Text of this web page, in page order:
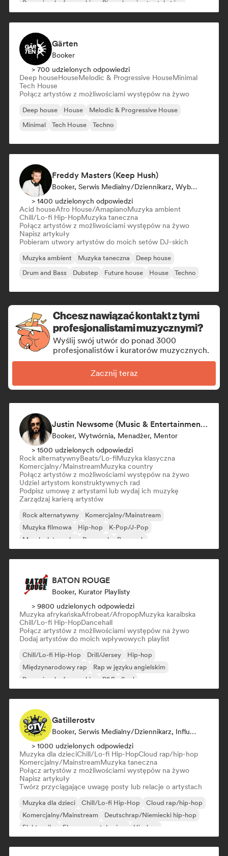
Rap w języku francuskim
Piosenkarz i autor tekstów
Gärten
Booker
> 700 udzielonych odpowiedzi
Deep houseHouseMelodic & Progressive HouseMinimal
Tech House
Połącz artystów z możliwościami występów na żywo
Deep house House
Melodic & Progressive House
Minimal
Tech House Techno
Freddy Masters (Keep Hush)
Booker, Serwis Medialny/Dziennikarz, Wybrany DJ
> 1400 udzielonych odpowiedzi
Acid houseAfro House/AmapianoMuzyka ambient
Chill/Lo-fi Hip-HopMuzyka taneczna
Połącz artystów z możliwościami występów na żywo
Napisz artykuły
Pobieram utwory artystów do moich setów DJ-skich
Muzyka ambient Muzyka taneczna
Deep house
Drum and Bass
Dubstep Future house House Techno
Chcesz nawiązać kontakt z tymi
profesjonalistami muzycznymi?
Wyślij swój utwór do ponad 3000
profesjonalistów i kuratorów muzycznych.
Zacznij teraz
Justin Newsome (Music & Entertainment Executive | A&R, Artist Development & Partnerships | Applied AI & Systems Strategy)
Booker, Wytwórnia, Menadżer, Mentor
> 1500 udzielonych odpowiedzi
Rock alternatywnyBeats/Lo-fiMuzyka klasyczna
Komercjalny/MainstreamMuzyka country
Połącz artystów z możliwościami występów na żywo
Udziel artystom konstruktywnych rad
Podpisz umowę z artystami lub wydaj ich muzykę
Zarządzaj karierą artystów
Rock alternatywny
Komercjalny/Mainstream
Muzyka filmowa
Hip-hop
K-Pop/J-Pop
Muzyka latynoska
Pop punk Pop rock
BATON ROUGE
Booker, Kurator Playlisty
> 9800 udzielonych odpowiedzi
Muzyka afrykańskaAfrobeat/AfropopMuzyka karaibska
Chill/Lo-fi Hip-HopDancehall
Połącz artystów z możliwościami występów na żywo
Dodaj artystów do moich wpływowych playlist
Chill/Lo-fi Hip-Hop Drill/Jersey
Hip-hop
Międzynarodowy rap
Rap w języku angielskim
Rap w języku francuskim
R&B Soul
Gatillerostv
Booker, Serwis Medialny/Dziennikarz, Influencer W Mediach Społecznościowych
> 1000 udzielonych odpowiedzi
Muzyka dla dzieciChill/Lo-fi Hip-HopCloud rap/hip-hop
Komercjalny/MainstreamMuzyka taneczna
Połącz artystów z możliwościami występów na żywo
Napisz artykuły
Twórz przyciągające uwagę posty lub relacje o artystach
Muzyka dla dzieci Chill/Lo-fi Hip-Hop
Cloud rap/hip-hop
Komercjalny/Mainstream
Deutschrap/Niemiecki hip-hop
Elektronika
Eksperymentalny jazz Hip-hop